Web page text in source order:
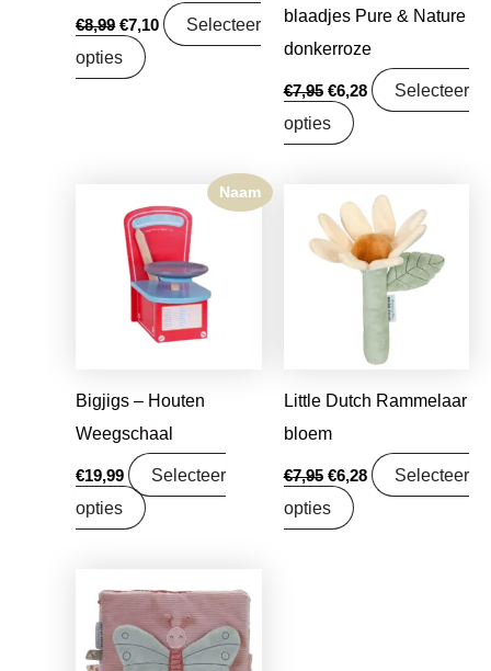
€8,99 €7,10
Selecteer
opties
blaadjes Pure & Nature
donkerroze
€7,95 €6,28
Selecteer
opties
Naam
Bigjigs – Houten
Weegschaal
€19,99
Selecteer
opties
Little Dutch Rammelaar
bloem
€7,95
Oorspronkelijke
prijs
was:
€7,95.
€6,28
Huidige
prijs
is:
€6,28.
Selecteer
opties
prijs
was:
€17,99.
prijs
is:
€14,21.